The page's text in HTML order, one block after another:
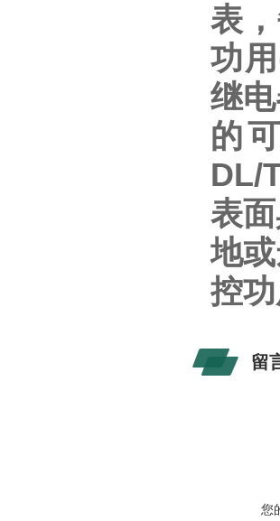
表
功
继
的
DL/
表
地
控
留
您